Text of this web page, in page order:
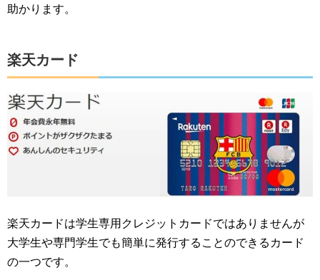
助かります。
楽天カード
楽天カードは学生専用クレジットカードではありませんが
大学生や専門学生でも簡単に発行することのできるカード
の一つです。